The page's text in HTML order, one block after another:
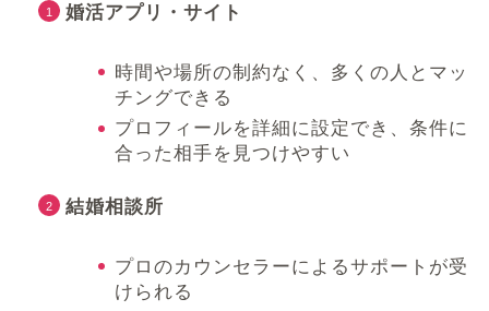
婚活アプリ・サイト
時間や場所の制約なく、多くの人とマッ
チングできる
プロフィールを詳細に設定でき、条件に
合った相手を見つけやすい
結婚相談所
プロのカウンセラーによるサポートが受
けられる